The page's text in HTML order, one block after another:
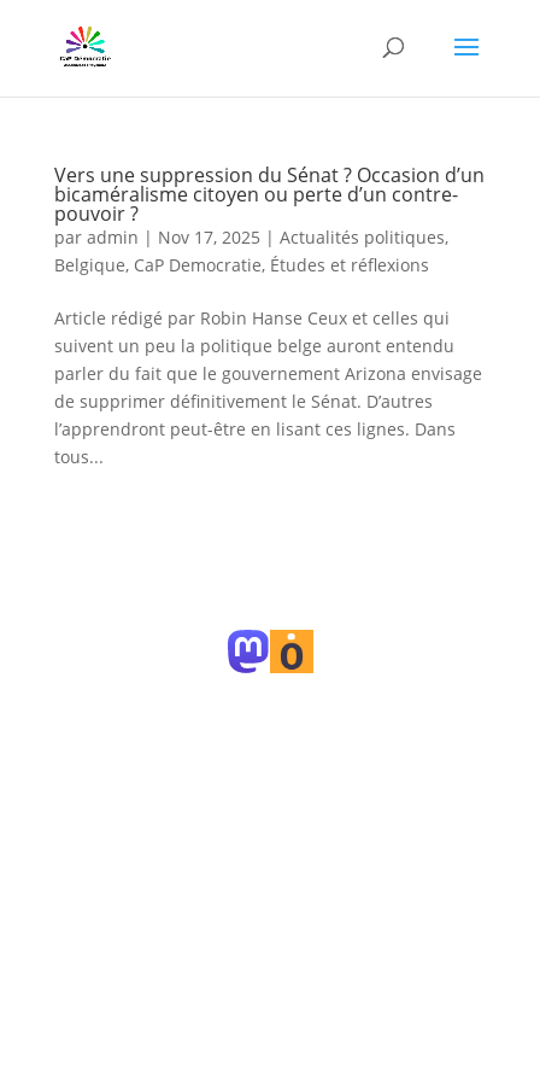
Vers une suppression du Sénat ? Occasion d’un
bicaméralisme citoyen ou perte d’un contre-
pouvoir ?
par admin | Nov 17, 2025 | Actualités politiques,
Belgique, CaP Democratie, Études et réflexions
Article rédigé par Robin Hanse Ceux et celles qui
suivent un peu la politique belge auront entendu
parler du fait que le gouvernement Arizona envisage
de supprimer définitivement le Sénat. D’autres
l’apprendront peut-être en lisant ces lignes. Dans
tous...